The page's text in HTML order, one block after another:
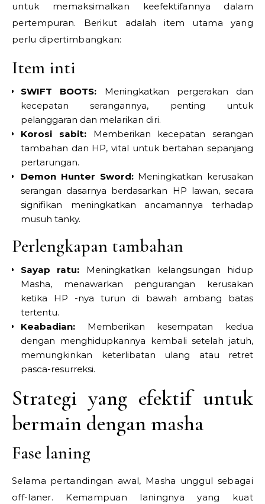
untuk memaksimalkan keefektifannya dalam
pertempuran. Berikut adalah item utama yang
perlu dipertimbangkan:
Item inti
SWIFT BOOTS: Meningkatkan pergerakan dan
kecepatan serangannya, penting untuk
pelanggaran dan melarikan diri.
Korosi sabit:Memberikan kecepatan serangan
tambahan dan HP, vital untuk bertahan sepanjang
pertarungan.
Demon Hunter Sword:Meningkatkan kerusakan
serangan dasarnya berdasarkan HP lawan, secara
signifikan meningkatkan ancamannya terhadap
musuh tanky.
Perlengkapan tambahan
Sayap ratu: Meningkatkan kelangsungan hidup
Masha, menawarkan pengurangan kerusakan
ketika HP -nya turun di bawah ambang batas
tertentu.
Keabadian: Memberikan kesempatan kedua
dengan menghidupkannya kembali setelah jatuh,
memungkinkan keterlibatan ulang atau retret
pasca-resurreksi.
Strategi yang efektif untuk
bermain dengan masha
Fase laning
Selama pertandingan awal, Masha unggul sebagai
off-laner. Kemampuan laningnya yang kuat